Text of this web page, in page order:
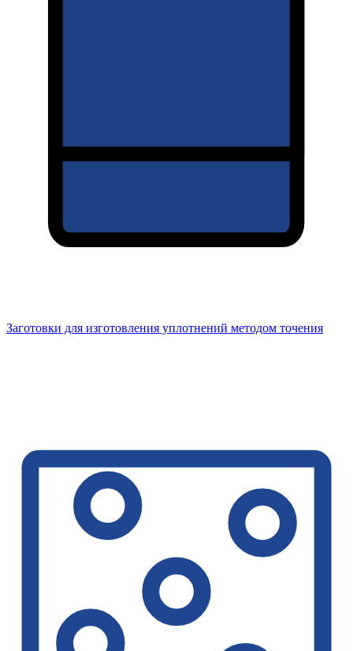
Заготовки для изготовления уплотнений методом точения